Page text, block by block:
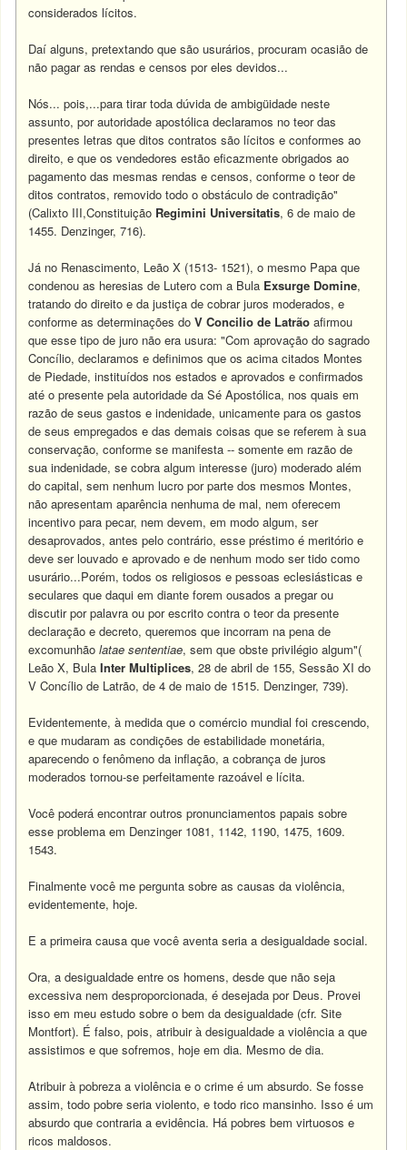
considerados lícitos.
Daí alguns, pretextando que são usurários, procuram ocasião de
não pagar as rendas e censos por eles devidos...
Nós... pois,...para tirar toda dúvida de ambigüidade neste
assunto, por autoridade apostólica declaramos no teor das
presentes letras que ditos contratos são lícitos e conformes ao
direito, e que os vendedores estão eficazmente obrigados ao
pagamento das mesmas rendas e censos, conforme o teor de
ditos contratos, removido todo o obstáculo de contradição"
(Calixto III,Constituição Regimini Universitatis, 6 de maio de
1455. Denzinger, 716).
Já no Renascimento, Leão X (1513- 1521), o mesmo Papa que
condenou as heresias de Lutero com a Bula Exsurge Domine,
tratando do direito e da justiça de cobrar juros moderados, e
conforme as determinações doV Concilio de Latrão afirmou
que esse tipo de juro não era usura: "Com aprovação do sagrado
Concílio, declaramos e definimos que os acima citados Montes
de Piedade, instituídos nos estados e aprovados e confirmados
até o presente pela autoridade da Sé Apostólica, nos quais em
razão de seus gastos e indenidade, unicamente para os gastos
de seus empregados e das demais coisas que se referem à sua
conservação, conforme se manifesta -- somente em razão de
sua indenidade, se cobra algum interesse (juro) moderado além
do capital, sem nenhum lucro por parte dos mesmos Montes,
não apresentam aparência nenhuma de mal, nem oferecem
incentivo para pecar, nem devem, em modo algum, ser
desaprovados, antes pelo contrário, esse préstimo é meritório e
deve ser louvado e aprovado e de nenhum modo ser tido como
usurário...Porém, todos os religiosos e pessoas eclesiásticas e
seculares que daqui em diante forem ousados a pregar ou
discutir por palavra ou por escrito contra o teor da presente
declaração e decreto, queremos que incorram na pena de
excomunhãolatae sententiae, sem que obste privilégio algum"(
Leão X, BulaInter Multiplices, 28 de abril de 155, Sessão XI do
V Concílio de Latrão, de 4 de maio de 1515. Denzinger, 739).
Evidentemente, à medida que o comércio mundial foi crescendo,
e que mudaram as condições de estabilidade monetária,
aparecendo o fenômeno da inflação, a cobrança de juros
moderados tornou-se perfeitamente razoável e lícita.
Você poderá encontrar outros pronunciamentos papais sobre
esse problema em Denzinger 1081, 1142, 1190, 1475, 1609.
1543.
Finalmente você me pergunta sobre as causas da violência,
evidentemente, hoje.
E a primeira causa que você aventa seria a desigualdade social.
Ora, a desigualdade entre os homens, desde que não seja
excessiva nem desproporcionada, é desejada por Deus. Provei
isso em meu estudo sobre o bem da desigualdade (cfr. Site
Montfort). É falso, pois, atribuir à desigualdade a violência a que
assistimos e que sofremos, hoje em dia. Mesmo de dia.
Atribuir à pobreza a violência e o crime é um absurdo. Se fosse
assim, todo pobre seria violento, e todo rico mansinho. Isso é um
absurdo que contraria a evidência. Há pobres bem virtuosos e
ricos maldosos.